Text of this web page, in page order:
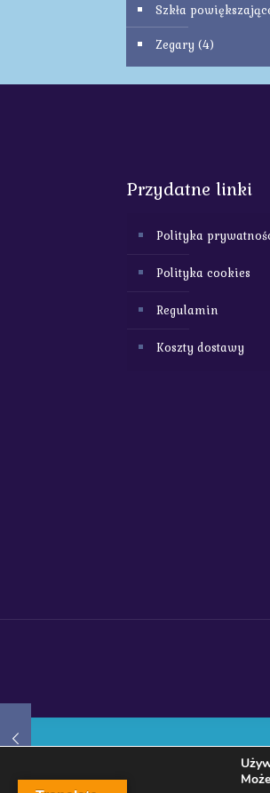
Szkła
Zegary (4)
Przydatne linki
Polityka
Polityka cookies
Regulamin
Koszty dostawy